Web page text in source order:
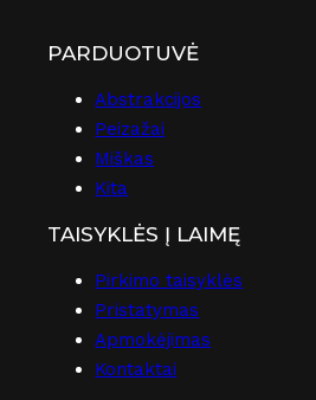
PARDUOTUVĖ
Abstrakcijos
Peizažai
Miškas
Kita
TAISYKLĖS Į LAIMĘ
Pirkimo taisyklės
Pristatymas
Apmokėjimas
Kontaktai